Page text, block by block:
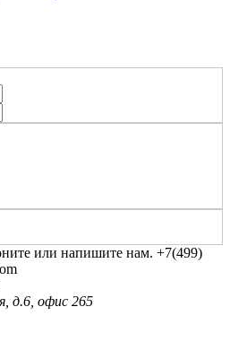
или напишите нам. +7(499)
д.6, офис 265